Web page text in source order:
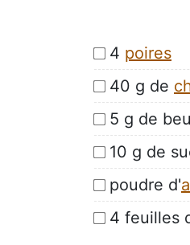
4 poires
40 g de
5 g de
10 g de
poudre d'
4 feuilles